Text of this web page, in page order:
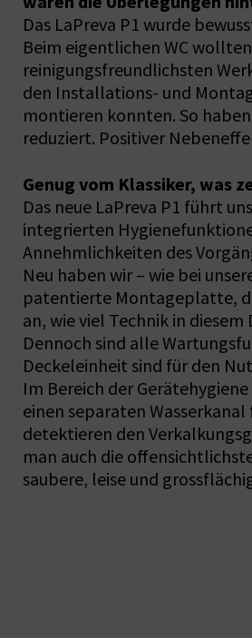
Das LaPreva P1 wurde
Beim eigentlichen WC
reinigungsfreundlichsten
den Installations- und
montieren konnten. So
reduziert. Positiver
Genug vom Klassiker, was
Das neue LaPreva P1 führt
integrierten
Annehmlichkeiten des
Neu haben wir – wie bei
patentierte Montageplatte,
an, wie viel Technik in
Dennoch sind alle
Deckeleinheit sind für den
Im Bereich der
einen separaten
detektieren den
man auch die
saubere, leise und